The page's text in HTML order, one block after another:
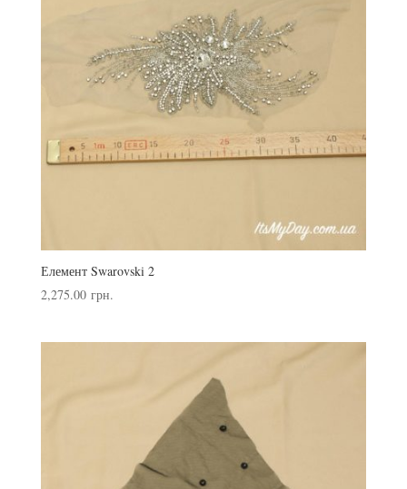
Елемент Swarovski 2
2,275.00 грн.